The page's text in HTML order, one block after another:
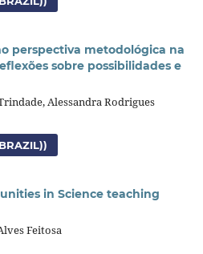
perspectiva metodológica na
sobre possibilidades e
Alessandra Rodrigues
in Science teaching
Feitosa